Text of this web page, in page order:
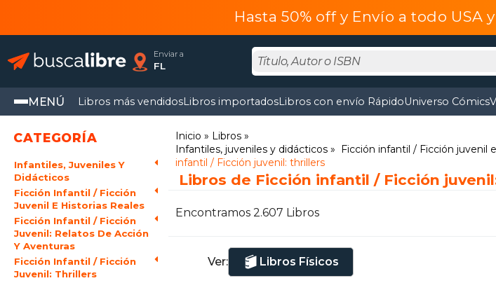
Hasta 50% off y Envío a todo USA
Enviar a
FL
MENÚ Libros más vendidosLibros importadosLibros con envío RápidoUniverso Cómics
CATEGORÍA
Infantiles, Juveniles Y
Didácticos
Ficción Infantil / Ficción
Juvenil E Historias Reales
Ficción Infantil / Ficción
Juvenil: Relatos De Acción
Y Aventuras
Ficción Infantil / Ficción
Juvenil: Thrillers
Inicio
Libros
Infantiles, juveniles y didácticos
Ficción infantil / Ficción juvenil
infantil / Ficción juvenil: thrillers
Libros de Ficción infantil / Ficción
Encontramos 2.607 Libros
Ver: Libros Físicos